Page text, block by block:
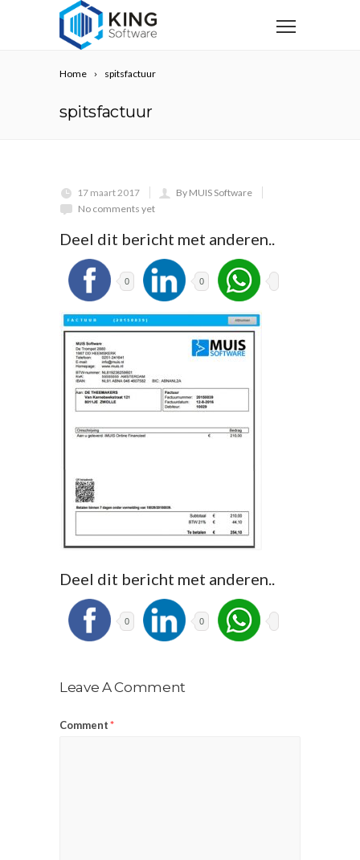
Home spitsfactuur
spitsfactuur
17 maart 2017
By MUIS Software
No comments yet
Deel dit bericht met anderen..
0 0
Deel dit bericht met anderen..
0 0
Leave A Comment
Comment*